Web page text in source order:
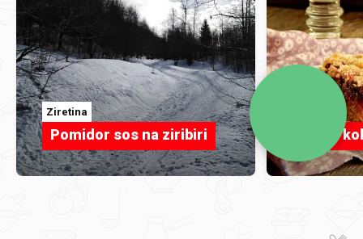
Ziretina
Pomidor sos na ziribiri Voćni